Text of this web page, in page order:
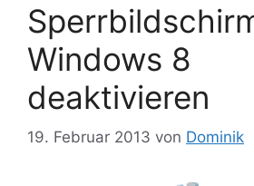
Windows 8
deaktivieren
19. Februar 2013 von Dominik